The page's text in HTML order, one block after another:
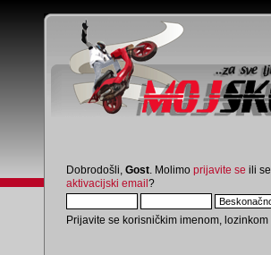
Dobrodošli, Gost . Molimo prijavite se ili se
aktivacijski email?
Prijavite se korisničkim imenom,